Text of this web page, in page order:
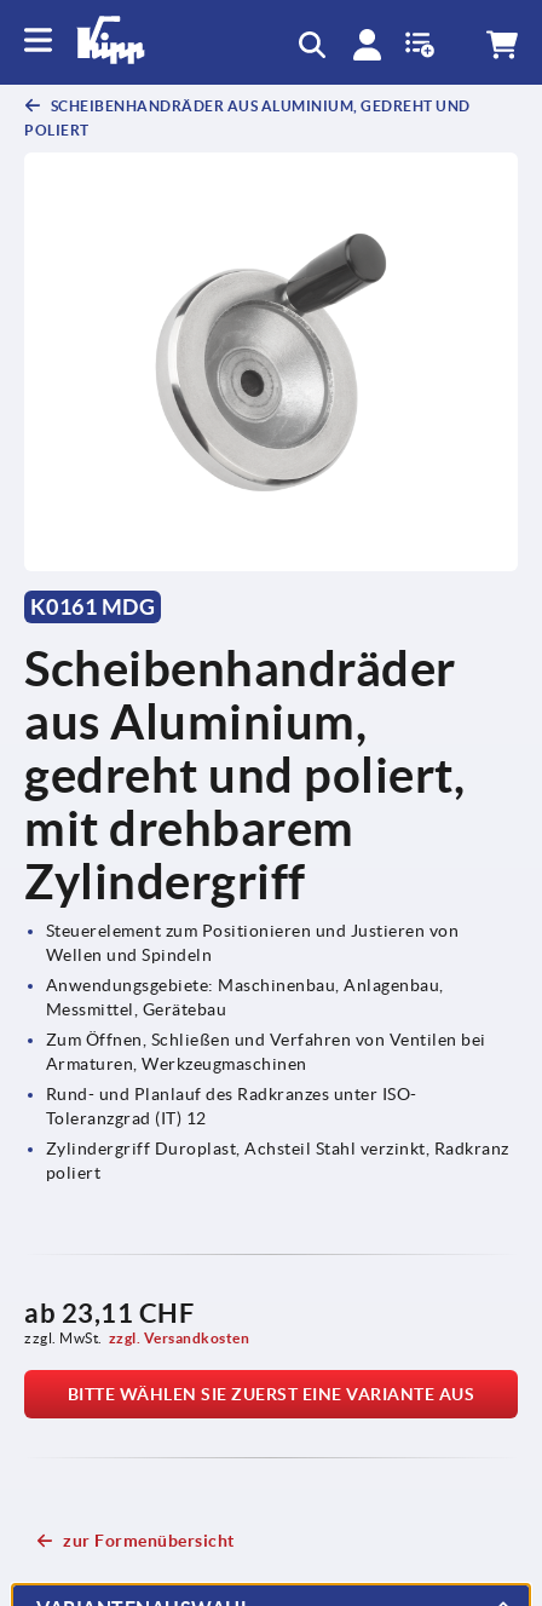
SCHEIBENHANDRÄDER AUS ALUMINIUM, GEDREHT UND
POLIERT
K0161 MDG
Scheibenhandräder
aus Aluminium,
gedreht und poliert,
mit drehbarem
Zylindergriff
Steuerelement zum Positionieren und Justieren von
Wellen und Spindeln
Anwendungsgebiete: Maschinenbau, Anlagenbau,
Messmittel, Gerätebau
Zum Öffnen, Schließen und Verfahren von Ventilen bei
Armaturen, Werkzeugmaschinen
Rund- und Planlauf des Radkranzes unter ISO-
Toleranzgrad (IT) 12
Zylindergriff Duroplast, Achsteil Stahl verzinkt, Radkranz
poliert
ab 23,11 CHF
zzgl. MwSt. zzgl. Versandkosten
BITTE WÄHLEN SIE ZUERST EINE VARIANTE AUS
zur Formenübersicht